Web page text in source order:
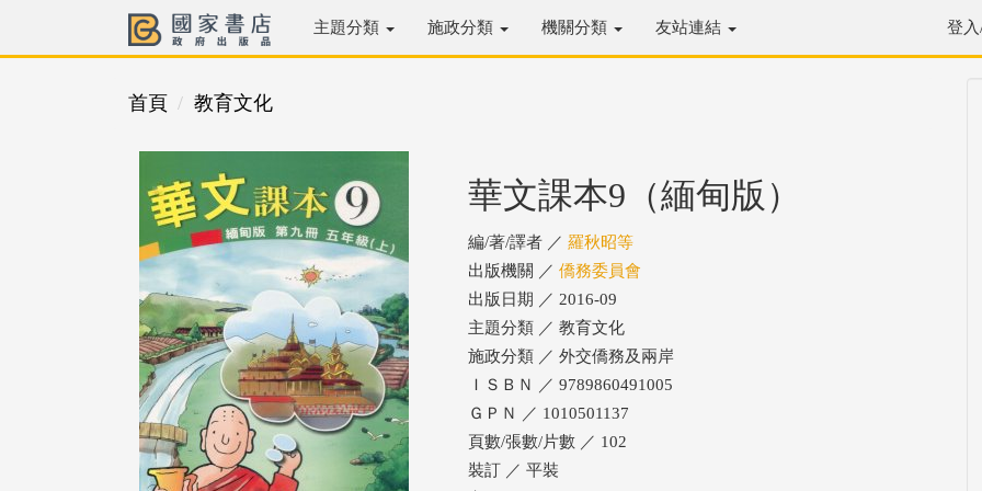
主題分類 施政分類 機關分類 友站連結 登
首頁 教育文化
華文課本9（緬甸版）
編/著/譯者 ／ 羅秋昭等
出版機關 ／ 僑務委員會
出版日期 ／ 2016-09
主題分類 ／ 教育文化
施政分類 ／ 外交僑務及兩岸
ＩＳＢＮ ／ 9789860491005
ＧＰＮ ／ 1010501137
頁數/張數/片數 ／ 102
裝訂 ／ 平裝